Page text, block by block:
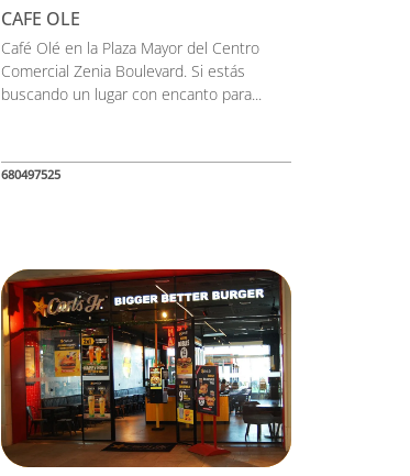
CAFE OLE
Café Olé en la Plaza Mayor del Centro
Comercial Zenia Boulevard. Si estás
buscando un lugar con encanto para...
680497525